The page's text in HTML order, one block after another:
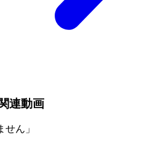
連動画
せん」